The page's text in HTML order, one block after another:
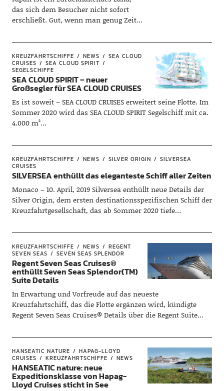
das sich dem Besucher nicht sofort
erschließt. Gut, wenn man genug Zeit
auf…
KREUZFAHRTSCHIFFE NEWS
SEA CLOUD
CRUISES
SEA CLOUD SPIRIT
SEGELSCHIFFE
SEA CLOUD SPIRIT – neuer
Großsegler für SEA CLOUD CRUISES
Es ist soweit – SEA CLOUD CRUISES erweitert seine Flotte. Im
Sommer 2020 wird das SEA CLOUD SPIRIT Segelschiff mit ca.
4.000 m²…
KREUZFAHRTSCHIFFE NEWS SILVER ORIGIN
SILVERSEA
CRUISES
SILVERSEA enthüllt das eleganteste Schiff aller Zeiten
Monaco – 10. April, 2019 Silversea enthüllt neue Details der
Silver Origin, dem ersten destinationsspezifischen Schiff der
Kreuzfahrtgesellschaft, das ab Sommer 2020 tiefe…
KREUZFAHRTSCHIFFE NEWS
REGENT
SEVEN SEAS
SEVEN SEAS SPLENDOR
Regent Seven Seas Cruises®
enthüllt Seven Seas Splendor(TM)
Suite Details
In Erwartung und Vorfreude auf das neueste
Kreuzfahrtschiff, das die Flotte ergänzen wird, kündigte
Regent Seven Seas Cruises® Details über die Regent Suite…
HANSEATIC NATURE
HAPAG-LLOYD
CRUISES
KREUZFAHRTSCHIFFE NEWS
HANSEATIC nature: neue
Expeditionsklasse von Hapag-
Lloyd Cruises sticht in See